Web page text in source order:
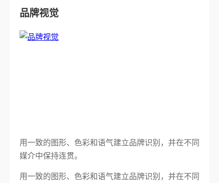
品牌视觉
用一致的图形、色彩和语气建立品牌识别，并在不同
媒介中保持连贯。
用一致的图形、色彩和语气建立品牌识别，并在不同